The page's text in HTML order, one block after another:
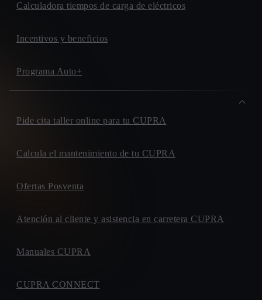
Calculadora tiempos de carga de eléctricos
Incentivos y beneficios
Programa Auto+
Pide cita taller online para tu CUPRA
Calcula el mantenimiento de tu CUPRA
Ofertas Posventa
Atención al cliente y asistencia en carretera CUPRA
Manuales CUPRA
CUPRA CONNECT